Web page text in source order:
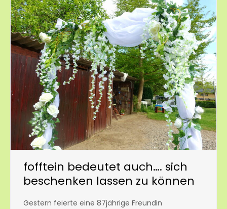
fofftein bedeutet auch…. sich
beschenken lassen zu können
Gestern feierte eine 87jährige Freundin